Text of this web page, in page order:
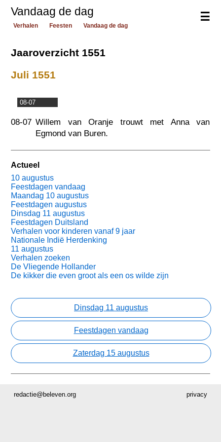
☰
Vandaag de dag
Verhalen Feesten Vandaag de dag
Jaaroverzicht 1551
Juli 1551
08-07
08-07 Willem van Oranje trouwt met Anna van
Egmond van Buren.
Actueel
10 augustus
Feestdagen vandaag
Maandag 10 augustus
Feestdagen augustus
Dinsdag 11 augustus
Feestdagen Duitsland
Verhalen voor kinderen vanaf 9 jaar
Nationale Indië Herdenking
11 augustus
Verhalen zoeken
De Vliegende Hollander
De kikker die even groot als een os wilde zijn
Dinsdag 11 augustus
Feestdagen vandaag
Zaterdag 15 augustus
privacy
redactie@beleven.org